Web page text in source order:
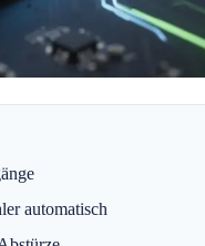
automatisch